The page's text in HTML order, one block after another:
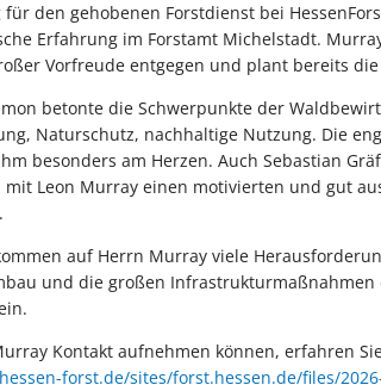
den gehobenen Forstdienst bei
Erfahrung im Forstamt Michelstadt.
Vorfreude entgegen und plant bereits
betonte die Schwerpunkte der
Naturschutz, nachhaltige Nutzung. Die
besonders am Herzen. Auch Sebastian
Leon Murray einen motivierten und gut
auf Herrn Murray viele
und die großen
Kontakt aufnehmen können, erfahren
forst.de/sites/forst.hessen.de/files/